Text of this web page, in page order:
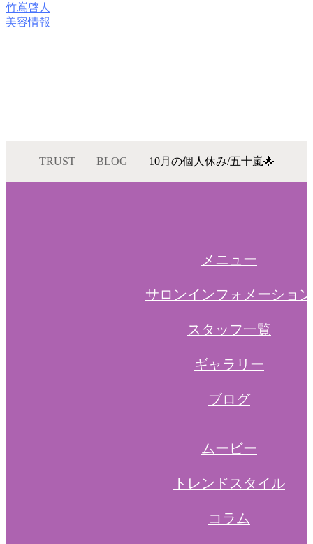
竹嶌啓人
美容情報
TRUST BLOG 10月の個人休み/五十嵐🌟
メニュー
サロンインフォメーション
スタッフ一覧
ギャラリー
ブログ
ムービー
トレンドスタイル
コラム